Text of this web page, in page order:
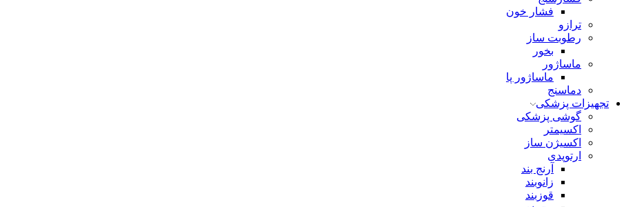
فشار خون
ترازو
رطوبت ساز
بخور
ماساژور
ماساژور پا
دماسنج
تجهیزات پزشکی
گوشی پزشکی
اکسیمتر
اکسیژن ساز
ارتوپدی
آرنج بند
زانوبند
قوزبند